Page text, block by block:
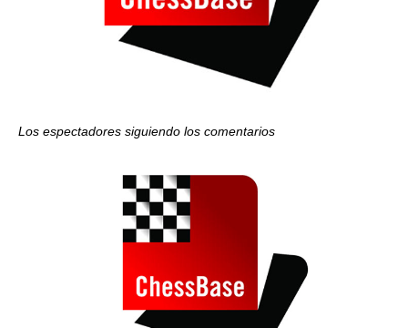
Los espectadores siguiendo los comentarios